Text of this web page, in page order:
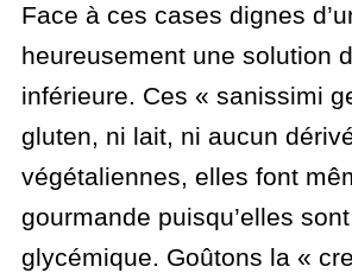
Face à ces cases dignes
heureusement une solution
inférieure. Ces « sanissimi
gluten, ni lait, ni aucun
végétaliennes, elles font
gourmande puisqu’elles
glycémique. Goûtons la «